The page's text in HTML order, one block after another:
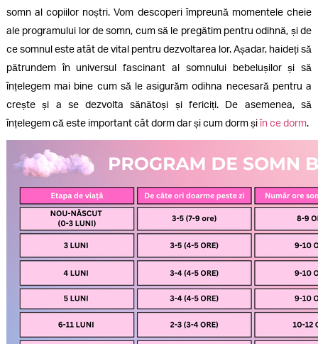
somn al copiilor noștri. Vom descoperi împreună momentele cheie
ale programului lor de somn, cum să le pregătim pentru odihnă, și de
ce somnul este atât de vital pentru dezvoltarea lor. Așadar, haideți să
pătrundem în universul fascinant al somnului bebelușilor și să
înțelegem mai bine cum să le asigurăm odihna necesară pentru a
crește și a se dezvolta sănătoși și fericiți. De asemenea, să
înțelegem că este important cât dorm dar și cum dorm șiîn ce dorm.